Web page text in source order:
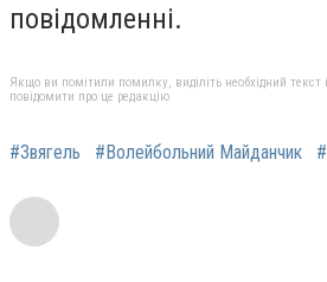
повідомленні.
Якщо ви помітили помилку, виділіть необхідний текст
повідомити про це редакцію
#Звягель #Волейбольний Майданчик